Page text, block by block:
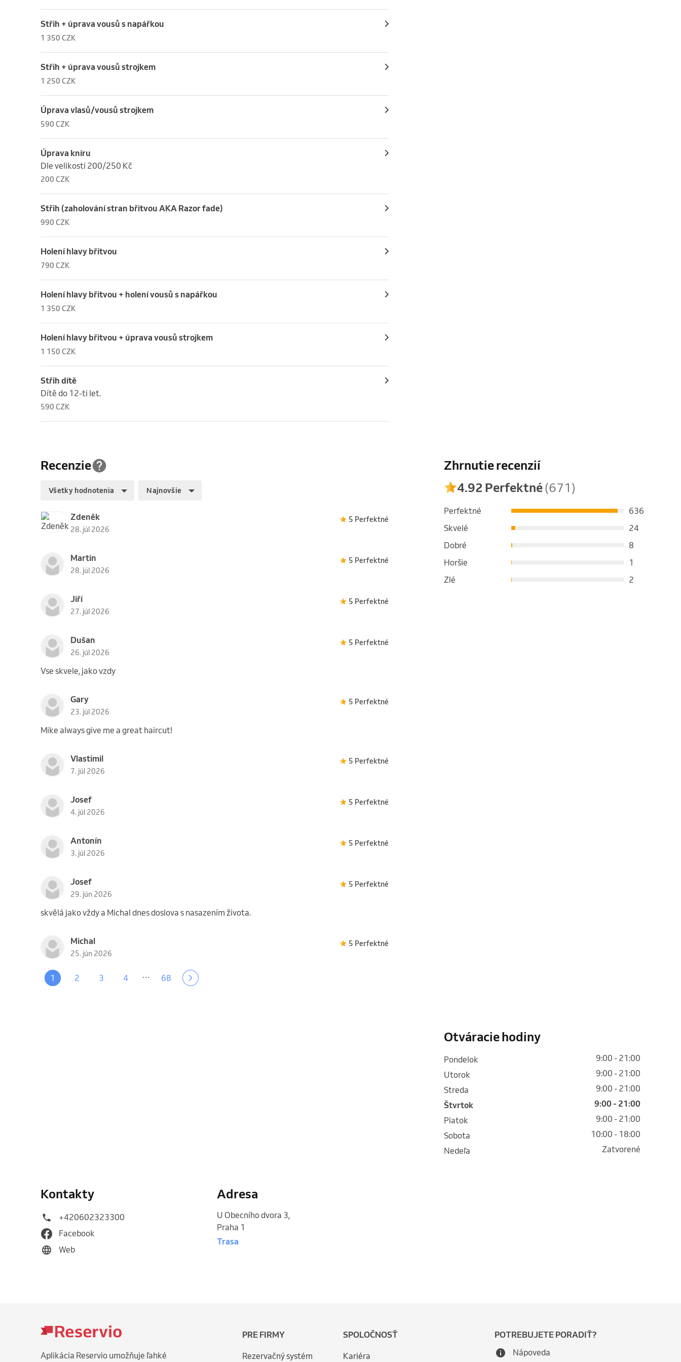
Střih + úprava vousů s napářkou
1 350 CZK
Střih + úprava vousů strojkem
1 250 CZK
Úprava vlasů/vousů strojkem
590 CZK
Úprava kníru
Dle velikosti 200/250 Kč
200 CZK
Střih (zaholování stran břitvou AKA Razor fade)
990 CZK
Holení hlavy břitvou
790 CZK
Holení hlavy břitvou + holení vousů s napářkou
1 350 CZK
Holení hlavy břitvou + úprava vousů strojkem
1 150 CZK
Střih dítě
Dítě do 12-ti let.
590 CZK
Recenzie
Všetky hodnotenia Najnovšie
Zdeněk
28. júl 2026
5 Perfektné
Martin
28. júl 2026
5 Perfektné
Jiří
27. júl 2026
5 Perfektné
Dušan
26. júl 2026
5 Perfektné
Vse skvele, jako vzdy
Gary
23. júl 2026
5 Perfektné
Mike always give me a great haircut!
Vlastimil
7. júl 2026
5 Perfektné
Josef
4. júl 2026
5 Perfektné
Antonín
3. júl 2026
5 Perfektné
Josef
29. jún 2026
5 Perfektné
skvělá jako vždy a Michal dnes doslova s nasazením života.
Michal
25. jún 2026
5 Perfektné
1 2 3 4 … 68
Zhrnutie recenzií
4.92 Perfektné(671)
Perfektné
636
Skvelé
24
Dobré
8
Horšie
1
Zlé
2
Otváracie hodiny
pondelok
9:00 - 21:00
utorok
9:00 - 21:00
streda
9:00 - 21:00
štvrtok
9:00 - 21:00
piatok
9:00 - 21:00
sobota
10:00 - 18:00
nedeľa
Zatvorené
Kontakty
+420602323300
Facebook
Web
Adresa
U Obecního dvora 3,
Praha 1
Trasa
Aplikácia Reservio umožňuje ľahké
PRE FIRMY
Rezervačný systém
SPOLOČNOSŤ
Kariéra
POTREBUJETE PORADIŤ?
Nápoveda